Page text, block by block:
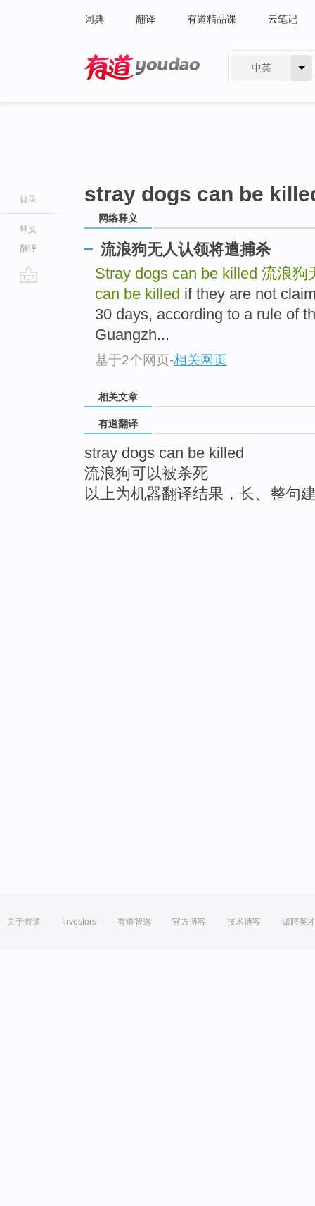
词典 翻译 有道精品课 云笔记
中英
目录
释义
翻译
stray dogs can be
网络释义
流浪狗无人认领将遭捕杀
Stray dogs can be killed 流浪狗
can be killed if they are not
30 days, according to a rule of
Guangzh...
基于2个网页-相关网页
相关文章
有道翻译
stray dogs can be killed
流浪狗可以被杀死
以上为机器翻译结果，长、整句
关于有道 Investors 有道智选 官方博客 技术博客 诚聘英才